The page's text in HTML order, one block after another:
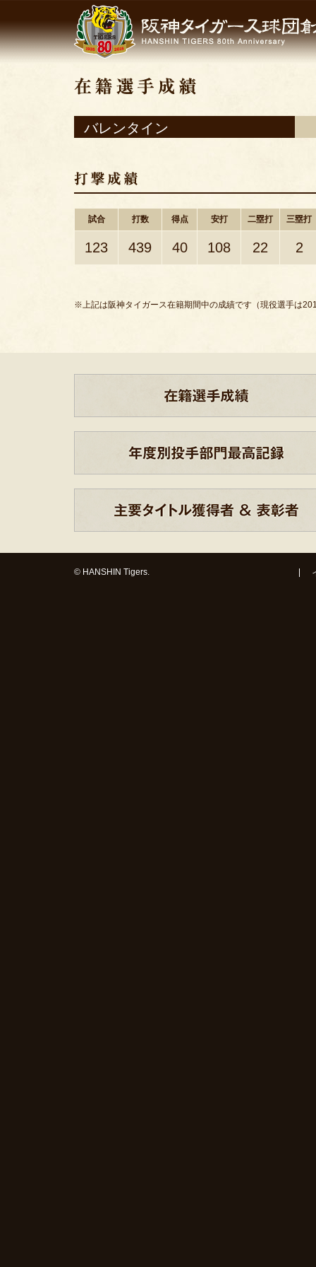
バレンタイン
試合 打数 得点 安打 二塁打 三塁打
123 439 40 108 22 2
※上記は阪神タイガース在籍期間中の成績です（現役選手は
© HANSHIN Tigers.